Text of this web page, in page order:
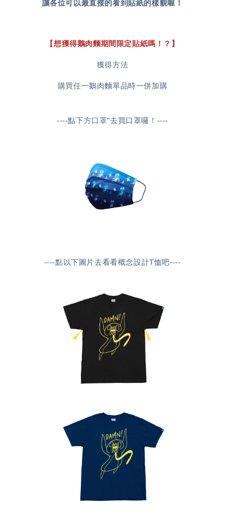
讓各位可以最直接的看到貼紙的樣貌喔！
【想獲得鵝肉麵期間限定貼紙嗎！？】
獲得方法
購買任一鵝肉麵單品時一併加購
----點下方口罩"去買口罩囉！----
----點以下圖片去看看概念設計T恤吧----